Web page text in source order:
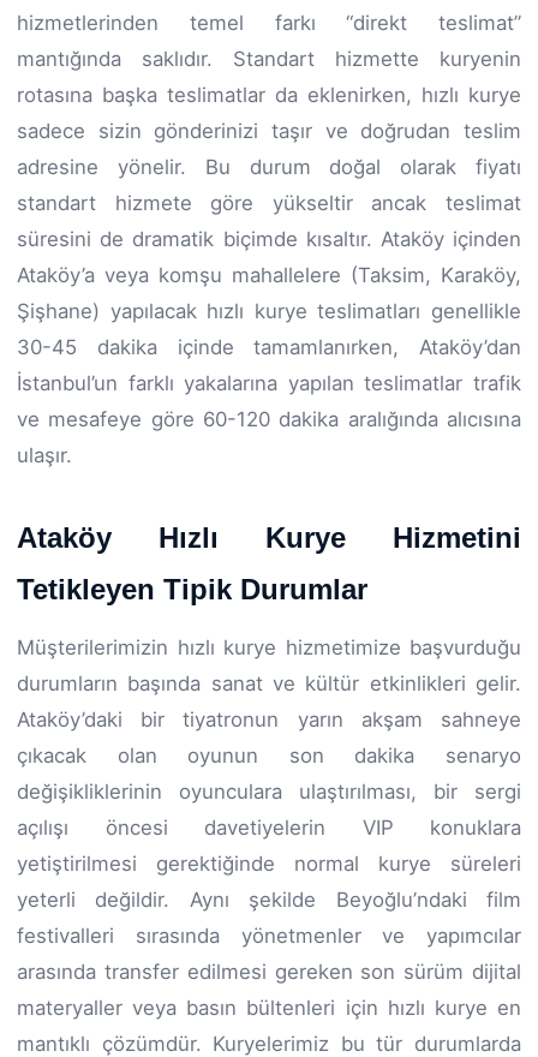
hizmetlerinden temel farkı “direkt teslimat”
mantığında saklıdır. Standart hizmette kuryenin
rotasına başka teslimatlar da eklenirken, hızlı kurye
sadece sizin gönderinizi taşır ve doğrudan teslim
adresine yönelir. Bu durum doğal olarak fiyatı
standart hizmete göre yükseltir ancak teslimat
süresini de dramatik biçimde kısaltır. Ataköy içinden
Ataköy’a veya komşu mahallelere (Taksim, Karaköy,
Şişhane) yapılacak hızlı kurye teslimatları genellikle
30-45 dakika içinde tamamlanırken, Ataköy’dan
İstanbul’un farklı yakalarına yapılan teslimatlar trafik
ve mesafeye göre 60-120 dakika aralığında alıcısına
ulaşır.
Ataköy Hızlı Kurye Hizmetini
Tetikleyen Tipik Durumlar
Müşterilerimizin hızlı kurye hizmetimize başvurduğu
durumların başında sanat ve kültür etkinlikleri gelir.
Ataköy’daki bir tiyatronun yarın akşam sahneye
çıkacak olan oyunun son dakika senaryo
değişikliklerinin oyunculara ulaştırılması, bir sergi
açılışı öncesi davetiyelerin VIP konuklara
yetiştirilmesi gerektiğinde normal kurye süreleri
yeterli değildir. Aynı şekilde Beyoğlu’ndaki film
festivalleri sırasında yönetmenler ve yapımcılar
arasında transfer edilmesi gereken son sürüm dijital
materyaller veya basın bültenleri için hızlı kurye en
mantıklı çözümdür. Kuryelerimiz bu tür durumlarda